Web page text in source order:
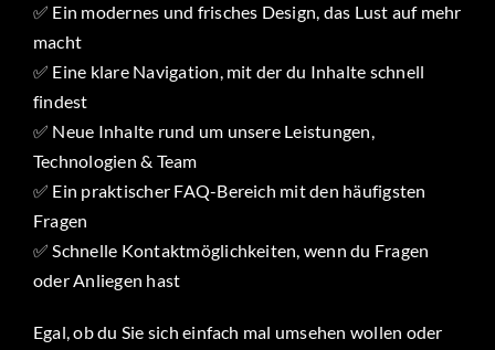
✅ Ein modernes und frisches Design, das Lust auf mehr
macht
✅ Eine klare Navigation, mit der du Inhalte schnell
findest
✅ Neue Inhalte rund um unsere Leistungen,
Technologien & Team
✅ Ein praktischer FAQ-Bereich mit den häufigsten
Fragen
✅ Schnelle Kontaktmöglichkeiten, wenn du Fragen
oder Anliegen hast
Egal, ob du Sie sich einfach mal umsehen wollen oder